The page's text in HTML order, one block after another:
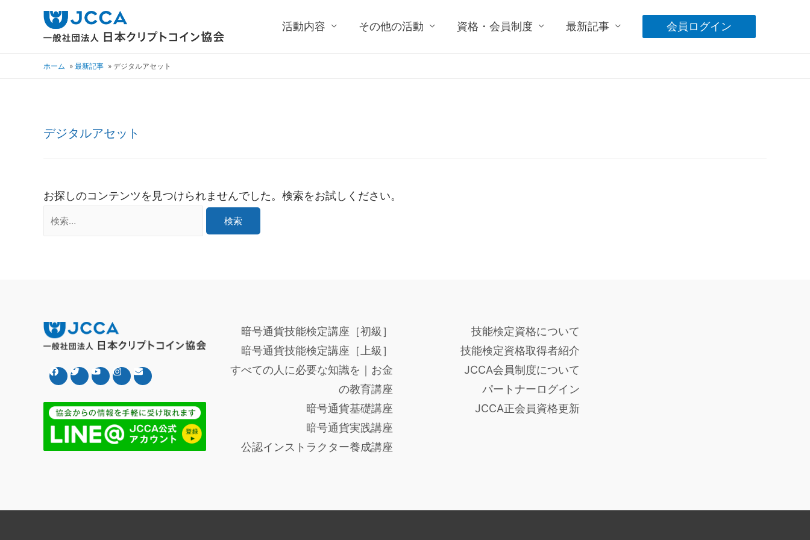
活動内容 その他の活動 資格・会員制度 最新記事 会員ログイン
ホーム 最新記事 デジタルアセット
デジタルアセット
お探しのコンテンツを見つけられませんでした。検索をお試しください。
暗号通貨技能検定講座［初級］
暗号通貨技能検定講座［上級］
すべての人に必要な知識を｜お金
の教育講座
暗号通貨基礎講座
暗号通貨実践講座
公認インストラクター養成講座
技能検定資格について
技能検定資格取得者紹介
JCCA会員制度について
パートナーログイン
JCCA正会員資格更新